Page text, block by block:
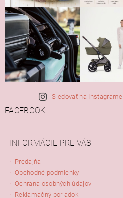
Sledovať na Instagrame
FACEBOOK
INFORMÁCIE PRE VÁS
Predajňa
Obchodné podmienky
Ochrana osobných údajov
Reklamačný poriadok